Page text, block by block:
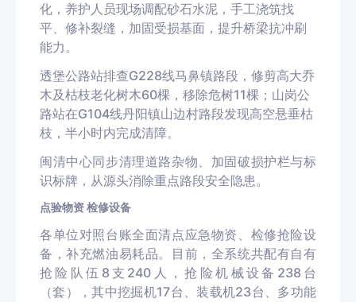
化，养护人员现场调配砂石水泥，手工浇筑找
平、修补裂缝，加固受损基面，提升桥梁抗冲刷
能力。
透堡公路站排查G228线马鼻镇路段，修剪高大乔
木及枯枝老化树木60棵，移除危树11棵；山岗公
路站在G104线丹阳镇山边村路段发现高空悬垂枯
枝，半小时内完成清障。
闽清中心同步清理道路杂物、加固破损护栏与标
识标牌，从源头消除重点路段安全隐患。
点验物资 检修设备
各单位对照台账全面清点应急物资、检修抢险设
备，补充燃油易耗品。目前，全系统共配有自有
抢险队伍8支240人，抢险机械设备238台
（套），其中挖掘机17台、装载机23台、多功能